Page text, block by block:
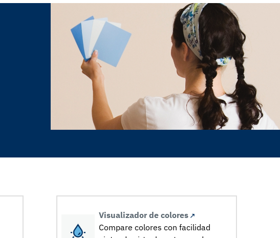
Visualizador de colores
Compare colores con facilidad